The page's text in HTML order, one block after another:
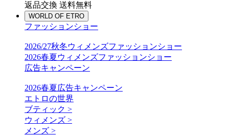
返品交換 送料無料
WORLD OF ETRO
ファッションショー
2026/27秋冬ウィメンズファッションショー
2026春夏ウィメンズファッションショー
広告キャンペーン
2026春夏広告キャンペーン
エトロの世界
ブティック >
ウィメンズ >
メンズ >